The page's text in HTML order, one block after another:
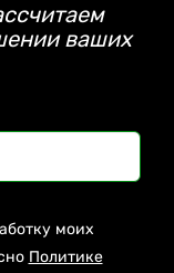
ваших
моих
Политике